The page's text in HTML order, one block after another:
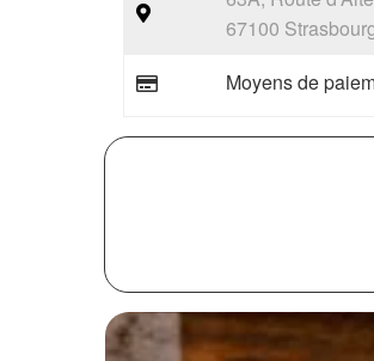
67100
Moyens de